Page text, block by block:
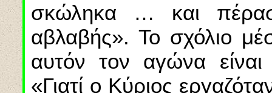
σκώληκα … και
αβλαβής». Το σχόλιο
αυτόν τον αγώνα
«Γιατί ο Κύριος